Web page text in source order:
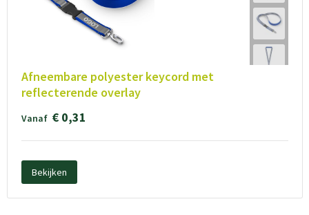
Afneembare polyester keycord met
reflecterende overlay
Vanaf € 0,31
Bekijken